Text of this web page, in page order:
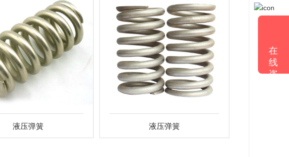
液压弹簧 液压弹簧
在
线
咨